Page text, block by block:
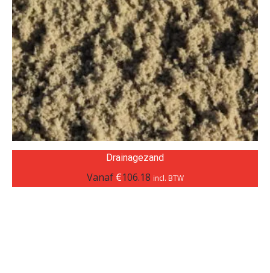
Drainagezand
Vanaf €106.18 incl. BTW